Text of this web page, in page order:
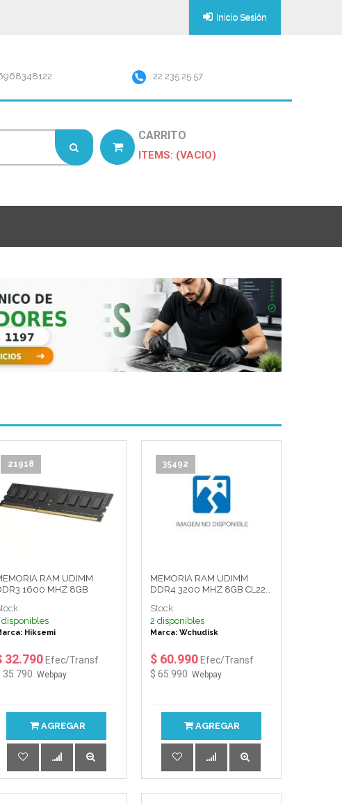
Inicio Sesión
22 235 25 57
CARRITO
ITEMS: (VACIO)
21918
RAM UDIMM
1600 MHZ 8GB
disponibles
Hiksemi
32.790 Efec/Transf
35.790 Webpay
AGREGAR
35492
MEMORIA RAM UDIMM
DDR4 3200 MHZ 8GB CL22
Stock:
2 disponibles
Marca: Wchudisk
$ 60.990Efec/Transf
$ 65.990 Webpay
AGREGAR